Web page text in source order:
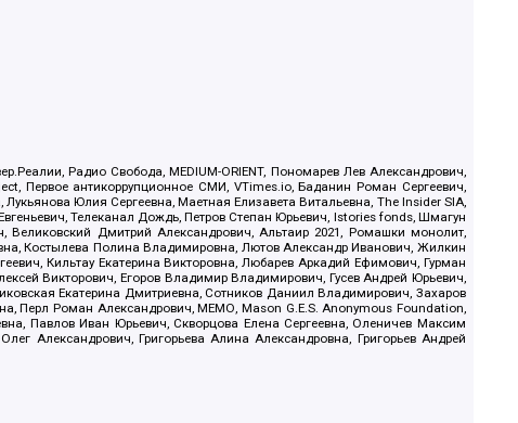
Радио Свобода, MEDIUM-ORIENT, Пономарев Лев Александрович,
Первое антикоррупционное СМИ, VTimes.io, Баданин Роман Сергеевич,
Юлия Сергеевна, Маетная Елизавета Витальевна, The Insider SIA,
Телеканал Дождь, Петров Степан Юрьевич, Istories fonds, Шмагун
Дмитрий Александрович, Альтаир 2021, Ромашки монолит,
Костылева Полина Владимировна, Лютов Александр Иванович, Жилкин
Кильтау Екатерина Викторовна, Любарев Аркадий Ефимович, Гурман
Викторович, Егоров Владимир Владимирович, Гусев Андрей Юрьевич,
Екатерина Дмитриевна, Сотников Даниил Владимирович, Захаров
Перл Роман Александрович, МЕМО, Mason G.E.S. Anonymous Foundation,
Павлов Иван Юрьевич, Скворцова Елена Сергеевна, Оленичев Максим
Александрович, Григорьева Алина Александровна, Григорьев Андрей